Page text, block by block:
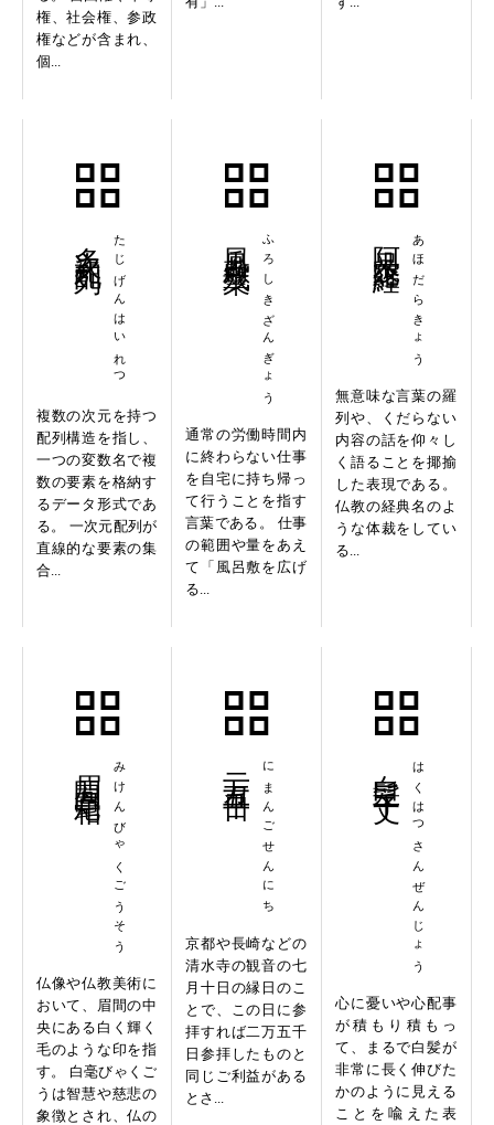
権、社会権、参政
権などが含まれ、
個...
たじげんはいれつ
複数の次元を持つ
配列構造を指し、
一つの変数名で複
数の要素を格納す
るデータ形式であ
る。 一次元配列が
直線的な要素の集
合...
ふろしきざんぎょう
通常の労働時間内
に終わらない仕事
を自宅に持ち帰っ
て行うことを指す
言葉である。 仕事
の範囲や量をあえ
て「風呂敷を広げ
る...
あほだらきょう
無意味な言葉の羅
列や、くだらない
内容の話を仰々し
く語ることを揶揄
した表現である。
仏教の経典名のよ
うな体裁をしてい
る...
みけんびゃくごうそう
仏像や仏教美術に
おいて、眉間の中
央にある白く輝く
毛のような印を指
す。 白毫びゃくご
うは智慧や慈悲の
象徴とされ、仏の
にまんごせんにち
二万五千日
京都や長崎などの
清水寺の観音の七
月十日の縁日のこ
とで、この日に参
拝すれば二万五千
日参拝したものと
同じご利益がある
とさ...
はくはつさんぜんじょう
心に憂いや心配事
が積もり積もっ
て、まるで白髪が
非常に長く伸びた
かのように見える
ことを喩えた表